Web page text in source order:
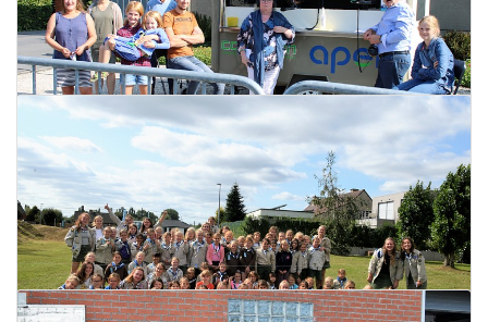
Winnaars fotozoektocht
15 september 2020
Lees meer
Open Monumentendag Lichtervelde
14 september 2020
Lees meer